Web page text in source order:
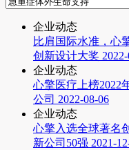
企业动态
比肩国际水准，心
创新设计大奖
企业动态
心擎医疗上榜2022
公司 2022-08-06
企业动态
心擎入选全球著名
新公司50强 2021-